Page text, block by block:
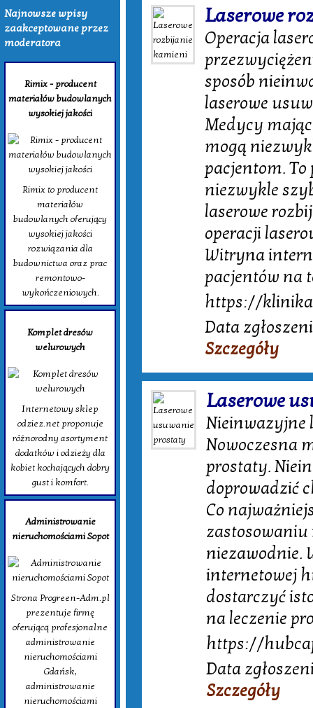
Najnowsze wpisy
zaakceptowane przez
moderatora
Rimix - producent
materiałów budowlanych
wysokiej jakości
Rimix to producent
materiałów
budowlanych oferujący
wysokiej jakości
rozwiązania dla
budownictwa oraz prac
remontowo-
wykończeniowych.
Komplet dresów
welurowych
Internetowy sklep
odziez.net proponuje
różnorodny asortyment
dodatków i odzieży dla
kobiet kochających dobry
gust i komfort.
Administrowanie
nieruchomościami Sopot
Strona Progreen-Adm.pl
prezentuje firmę
oferującą profesjonalne
administrowanie
nieruchomościami
Gdańsk,
administrowanie
nieruchomościami
Laserowe
Operacja
sposób
laserowe
Medycy
mogą
pacjentom.
niezwykle
laserowe
operacji
Witryna
pacjentów na
https://
Data
Szczegóły
Laserowe
Nieinwazyjne
Nowoczesna
prostaty.
doprowadzić
Co
niezawodnie.
internetowej
dostarczyć
na leczenie
https://
Data
Szczegóły